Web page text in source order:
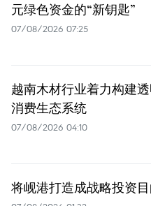
元绿色资金的“新钥匙”
07/08/2026 07:25
越南木材行业着力构建
消费生态系统
07/08/2026 04:10
将岘港打造成战略投资